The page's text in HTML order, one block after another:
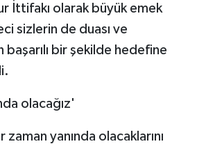
İttifakı olarak büyük emek
sizlerin de duası ve
bir şekilde hedefine
olacağız'
yanında olacaklarını